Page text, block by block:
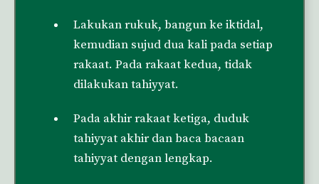
Lakukan rukuk, bangun ke iktidal,
kemudian sujud dua kali pada setiap
rakaat. Pada rakaat kedua, tidak
dilakukan tahiyyat.
Pada akhir rakaat ketiga, duduk
tahiyyat akhir dan baca bacaan
tahiyyat dengan lengkap.